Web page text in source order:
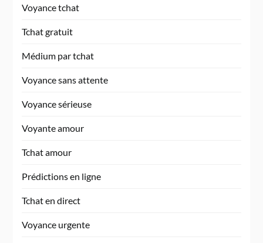
Voyance tchat
Tchat gratuit
Médium par tchat
Voyance sans attente
Voyance sérieuse
Voyante amour
Tchat amour
Prédictions en ligne
Tchat en direct
Voyance urgente